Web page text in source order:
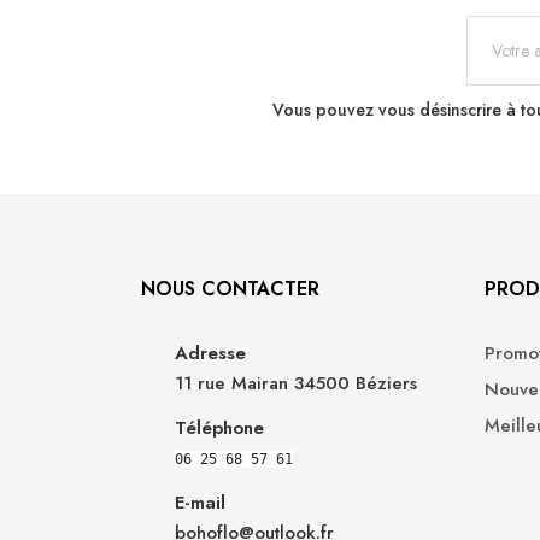
Vous pouvez vous désinscrire à
NOUS CONTACTER
Adresse
11 rue Mairan 34500 Béziers
Téléphone
06 25 68 57 61
E-mail
bohoflo@outlook.fr